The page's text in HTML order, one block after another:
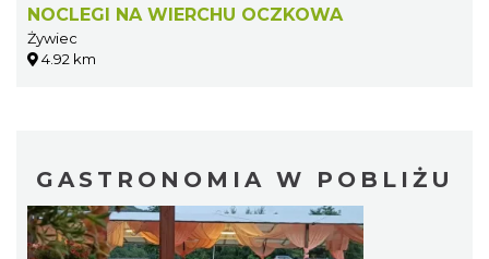
NOCLEGI NA WIERCHU OCZKOWA
Żywiec
4.92 km
GASTRONOMIA W POBLIŻU